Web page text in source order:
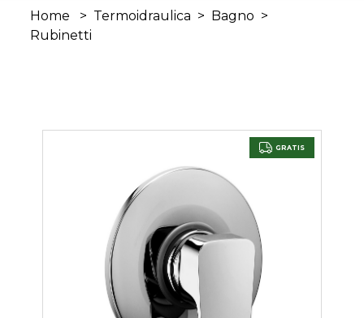
Home > Termoidraulica > Bagno >
Rubinetti
GRATIS